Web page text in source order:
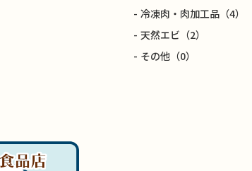
冷凍肉・肉加工品 （4）
天然エビ （2）
その他 （0）